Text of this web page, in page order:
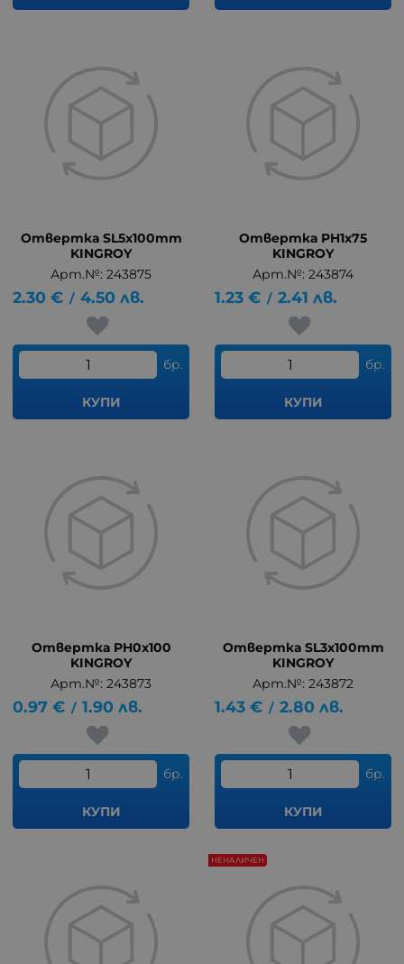
Отвертка SL5x100mm
KINGROY
Арт.№: 243875
2.30 € / 4.50 лв.
бр.
КУПИ
Отвертка PH1x75
KINGROY
Арт.№: 243874
1.23 € / 2.41 лв.
бр.
КУПИ
Отвертка PH0x100
KINGROY
Арт.№: 243873
0.97 € / 1.90 лв.
бр.
КУПИ
Отвертка SL3x100mm
KINGROY
Арт.№: 243872
1.43 € / 2.80 лв.
бр.
КУПИ
НЕНАЛИЧЕН